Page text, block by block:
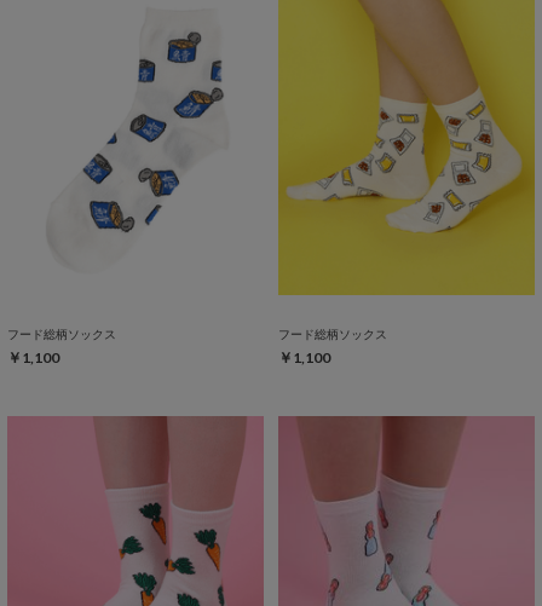
フード総柄ソックス
￥1,100
フード総柄ソックス
￥1,100